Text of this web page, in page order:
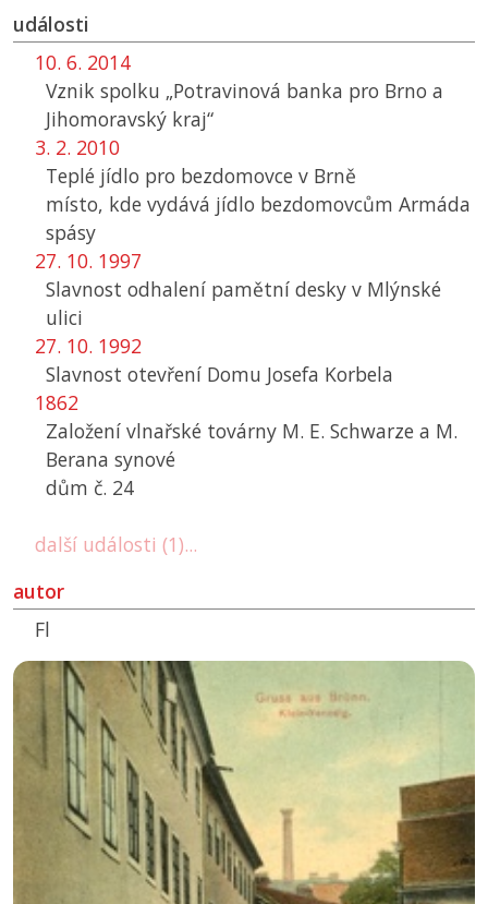
události
10. 6. 2014
Vznik spolku „Potravinová banka pro Brno a
Jihomoravský kraj“
3. 2. 2010
Teplé jídlo pro bezdomovce v Brně
místo, kde vydává jídlo bezdomovcům Armáda
spásy
27. 10. 1997
Slavnost odhalení pamětní desky v Mlýnské
ulici
27. 10. 1992
Slavnost otevření Domu Josefa Korbela
1862
Založení vlnařské továrny M. E. Schwarze a M.
Berana synové
dům č. 24
další události (1)...
autor
Fl